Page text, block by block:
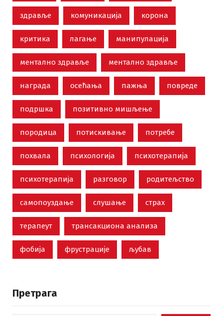
здравље комуникација корона
критика лагање манипулација
ментално здравље ментално здравље
награда осећања пажња повреде
подршка позитивно мишљење
породица потискивање потребе
похвала психологија психотерапија
психотерапија разговор родитељство
самопоуздање слушање страх
терапеут трансакциона анализа
фобија фрустрације љубав
Претрага